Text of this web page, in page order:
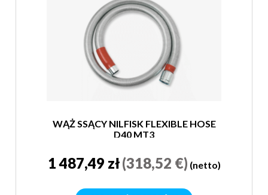
WĄŻ SSĄCY NILFISK FLEXIBLE HOSE
D40 MT3
1 487,49 zł(318,52 €) (netto)